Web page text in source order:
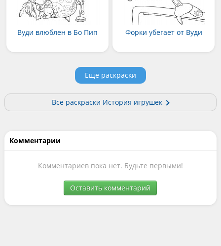
Вуди влюблен в Бо Пип Форки убегает от Вуди
Еще раскраски
Все раскраски История игрушек
Комментарии
Комментариев пока нет. Будьте первыми!
Оставить комментарий